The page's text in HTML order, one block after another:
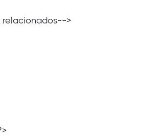
relacionados-->